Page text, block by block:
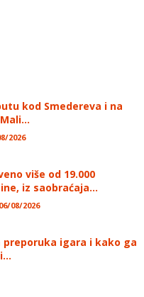
kod Smedereva i na
2026
više od 19.000
iz saobraćaja...
06/08/2026
preporuka igara i kako ga